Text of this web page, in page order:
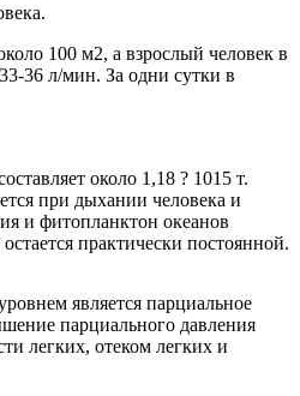
100 м2, а взрослый человек в
36 л/мин. За одни сутки в
около 1,18 ? 1015 т.
при дыхании человека и
и фитопланктон океанов
практически постоянной.
является парциальное
парциального давления
легких, отеком легких и